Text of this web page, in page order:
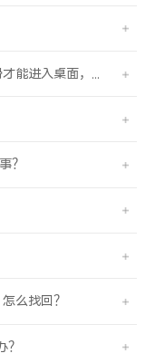
？
么找回？